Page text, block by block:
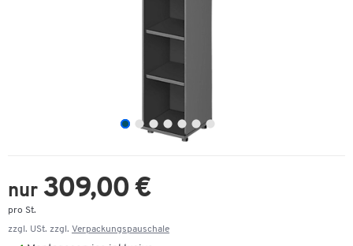
nur 309,00 €
pro St.
zzgl. USt. zzgl. Verpackungspauschale